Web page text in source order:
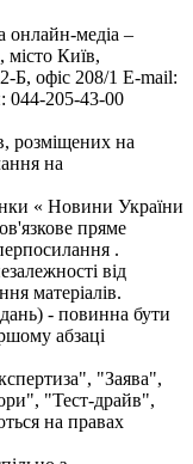
онлайн-медіа –
Київ,
офіс 208/1 E-mail:
044-205-43-00
розміщених на
на
« Новини України
пряме
.
від
матеріалів.
- повинна бути
абзаці
"Заява",
"Тест-драйв",
на правах